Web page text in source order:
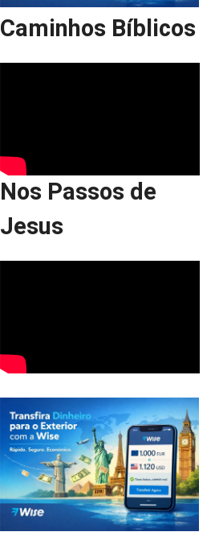
Caminhos Bíblicos
Nos Passos de
Jesus